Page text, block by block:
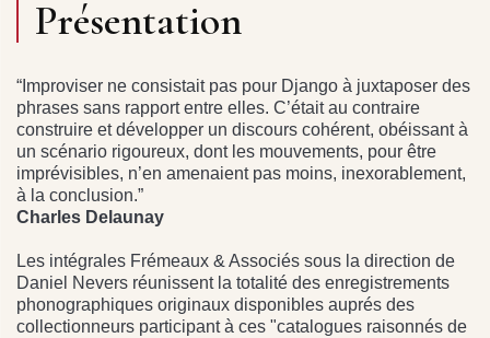
Présentation
“Improviser ne consistait pas pour Django à juxtaposer des
phrases sans rapport entre elles. C’était au contraire
construire et développer un discours cohérent, obéissant à
un scénario rigoureux, dont les mouvements, pour être
imprévisibles, n’en amenaient pas moins, inexorablement,
à la conclusion.”
Charles Delaunay
Les intégrales Frémeaux & Associés sous la direction de
Daniel Nevers réunissent la totalité des enregistrements
phonographiques originaux disponibles auprés des
collectionneurs participant à ces "catalogues raisonnés de